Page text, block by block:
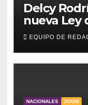
Delcy
nueva Ley
para
EQUIPO DE
NACIONALES ZOOM